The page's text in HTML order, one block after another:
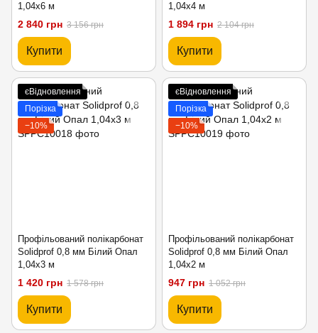
1,04x6 м
2 840 грн 3 156 грн
Купити
1,04x4 м
1 894 грн 2 104 грн
Купити
єВідновлення
Порізка
−10%
Профільований полікарбонат
Solidprof 0,8 мм Білий Опал
1,04x3 м
1 420 грн 1 578 грн
Купити
єВідновлення
Порізка
−10%
Профільований полікарбонат
Solidprof 0,8 мм Білий Опал
1,04x2 м
947 грн 1 052 грн
Купити